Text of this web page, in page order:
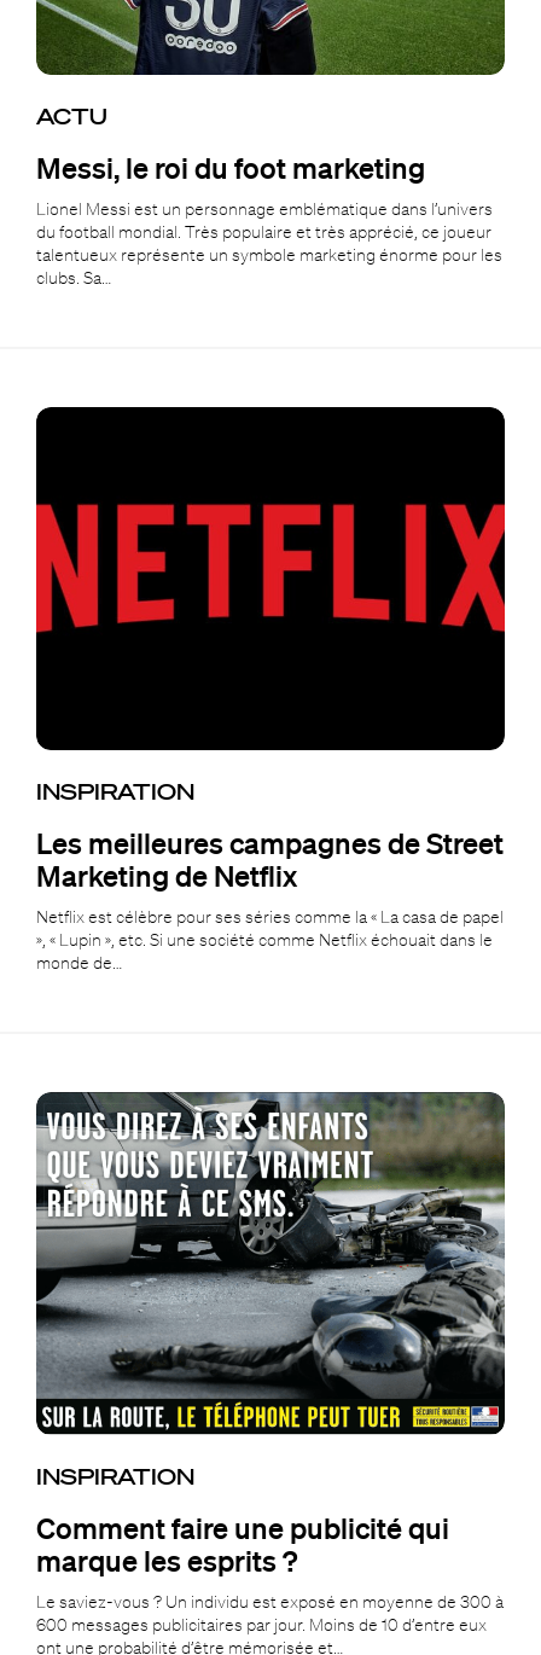
ACTU
Messi, le roi du foot marketing
Lionel Messi est un personnage emblématique dans l’univers
du football mondial. Très populaire et très apprécié, ce joueur
talentueux représente un symbole marketing énorme pour les
clubs. Sa…
INSPIRATION
Les meilleures campagnes de Street
Marketing de Netflix
Netflix est célèbre pour ses séries comme la « La casa de papel
», « Lupin », etc. Si une société comme Netflix échouait dans le
monde de…
INSPIRATION
Comment faire une publicité qui
marque les esprits ?
Le saviez-vous ? Un individu est exposé en moyenne de 300 à
600 messages publicitaires par jour. Moins de 10 d’entre eux
ont une probabilité d’être mémorisée et…